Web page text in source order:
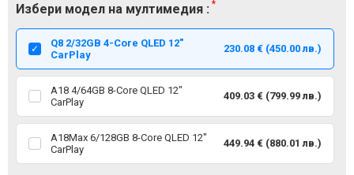
Избери модел на мултимедия :
Q8 2/32GB 4-Core QLED 12"
CarPlay
230.08 € (450.00 лв.)
А18 4/64GB 8-Core QLED 12"
CarPlay
409.03 € (799.99 лв.)
А18Мax 6/128GB 8-Core QLED 12"
CarPlay
449.94 € (880.01 лв.)